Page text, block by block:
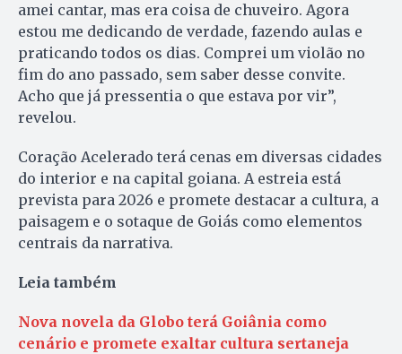
amei cantar, mas era coisa de chuveiro. Agora
estou me dedicando de verdade, fazendo aulas e
praticando todos os dias. Comprei um violão no
fim do ano passado, sem saber desse convite.
Acho que já pressentia o que estava por vir”,
revelou.
Coração Acelerado terá cenas em diversas cidades
do interior e na capital goiana. A estreia está
prevista para 2026 e promete destacar a cultura, a
paisagem e o sotaque de Goiás como elementos
centrais da narrativa.
Leia também
Nova novela da Globo terá Goiânia como
cenário e promete exaltar cultura sertaneja